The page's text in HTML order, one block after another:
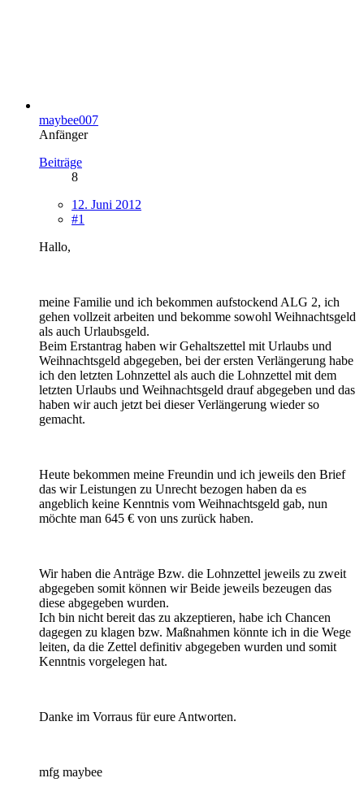
maybee007
Anfänger
Beiträge
8
12. Juni 2012
#1
Hallo,
meine Familie und ich bekommen aufstockend ALG 2, ich
gehen vollzeit arbeiten und bekomme sowohl Weihnachtsgeld
als auch Urlaubsgeld.
Beim Erstantrag haben wir Gehaltszettel mit Urlaubs und
Weihnachtsgeld abgegeben, bei der ersten Verlängerung habe
ich den letzten Lohnzettel als auch die Lohnzettel mit dem
letzten Urlaubs und Weihnachtsgeld drauf abgegeben und das
haben wir auch jetzt bei dieser Verlängerung wieder so
gemacht.
Heute bekommen meine Freundin und ich jeweils den Brief
das wir Leistungen zu Unrecht bezogen haben da es
angeblich keine Kenntnis vom Weihnachtsgeld gab, nun
möchte man 645 € von uns zurück haben.
Wir haben die Anträge Bzw. die Lohnzettel jeweils zu zweit
abgegeben somit können wir Beide jeweils bezeugen das
diese abgegeben wurden.
Ich bin nicht bereit das zu akzeptieren, habe ich Chancen
dagegen zu klagen bzw. Maßnahmen könnte ich in die Wege
leiten, da die Zettel definitiv abgegeben wurden und somit
Kenntnis vorgelegen hat.
Danke im Vorraus für eure Antworten.
mfg maybee